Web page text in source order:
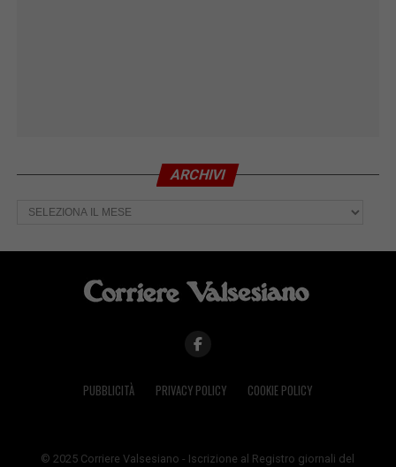
ARCHIVI
Archivi
PUBBLICITÀ PRIVACY POLICY COOKIE POLICY
© 2025 Corriere Valsesiano - Iscrizione al Registro giornali del